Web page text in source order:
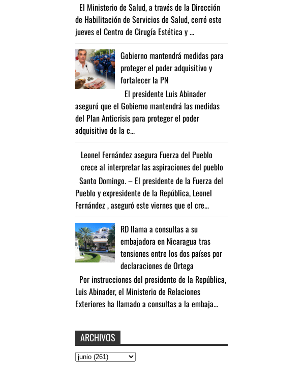
El Ministerio de Salud, a través de la Dirección
de Habilitación de Servicios de Salud, cerró este
jueves el Centro de Cirugía Estética y ...
Gobierno mantendrá medidas para
proteger el poder adquisitivo y
fortalecer la PN
El presidente Luis Abinader
aseguró que el Gobierno mantendrá las medidas
del Plan Anticrisis para proteger el poder
adquisitivo de la c...
Leonel Fernández asegura Fuerza del Pueblo
crece al interpretar las aspiraciones del pueblo
Santo Domingo. – El presidente de la Fuerza del
Pueblo y expresidente de la República, Leonel
Fernández , aseguró este viernes que el cre...
RD llama a consultas a su
embajadora en Nicaragua tras
tensiones entre los dos países por
declaraciones de Ortega
Por instrucciones del presidente de la República,
Luis Abinader, el Ministerio de Relaciones
Exteriores ha llamado a consultas a la embaja...
ARCHIVOS